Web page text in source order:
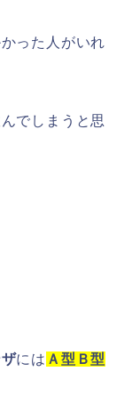
った人がいれ
でしまうと思
には Ａ型Ｂ型